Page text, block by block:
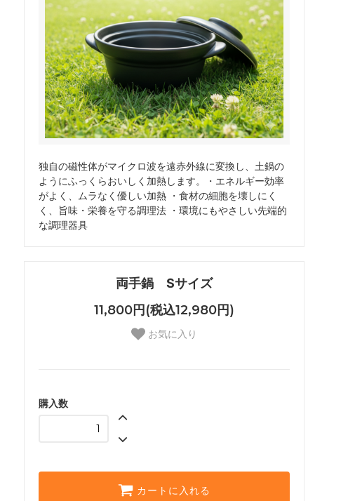
独自の磁性体がマイクロ波を遠赤外線に変換し、土鍋の
ようにふっくらおいしく加熱します。・エネルギー効率
がよく、ムラなく優しい加熱 ・食材の細胞を壊しにく
く、旨味・栄養を守る調理法 ・環境にもやさしい先端的
な調理器具
両手鍋 Sサイズ
11,800円(税込12,980円)
お気に入り
購入数
カートに入れる